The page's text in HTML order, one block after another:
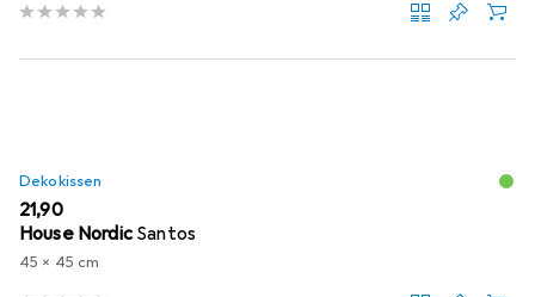
Dekokissen
EUR
21,90
House Nordic Santos
45 x 45 cm